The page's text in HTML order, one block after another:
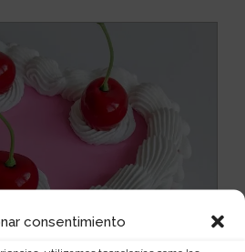
consentimiento